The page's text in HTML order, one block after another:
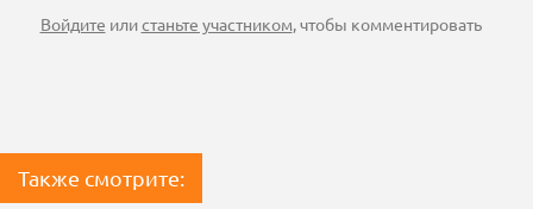
Войдите илистаньте участником, чтобы комментировать
Также смотрите: